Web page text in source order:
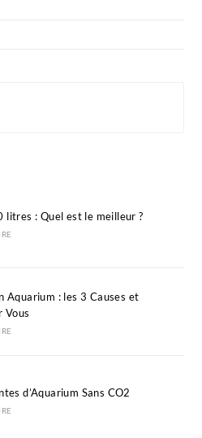
litres : Quel est le meilleur ?
Aquarium : les 3 Causes et
Vous
d’Aquarium Sans CO2